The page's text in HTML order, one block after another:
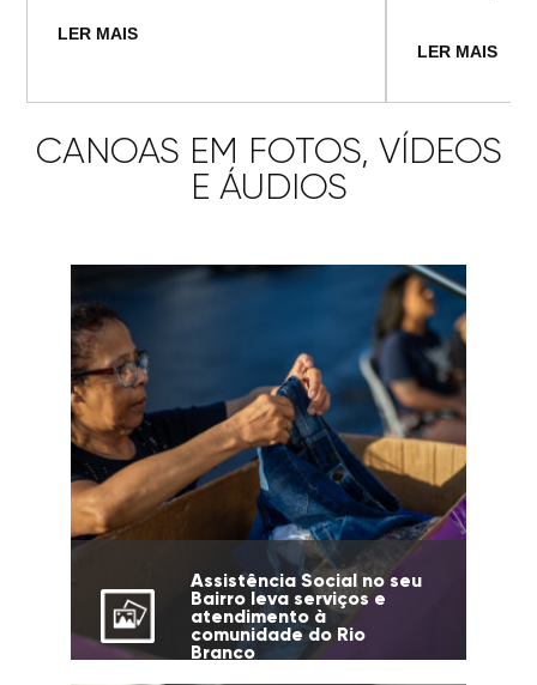
LER MAIS
LER MAIS
CANOAS EM FOTOS, VÍDEOS
E ÁUDIOS
Assistência Social no seu
Bairro leva serviços e
atendimento à
comunidade do Rio
Branco